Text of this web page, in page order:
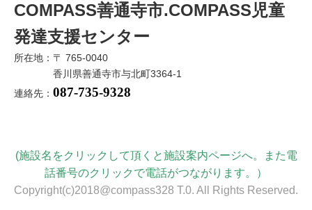
COMPASS善通寺市.COMPASS児童
発達支援センター
所在地：〒 765-0040
香川県善通寺市与北町3364-1
連絡先： 087-735-9328
(施設名をクリックして頂くと施設案内ページへ。また電
話番号のクリックで電話がつながります。）
Copyright(c)2018@compass328 T.0. All Rights Reserved.